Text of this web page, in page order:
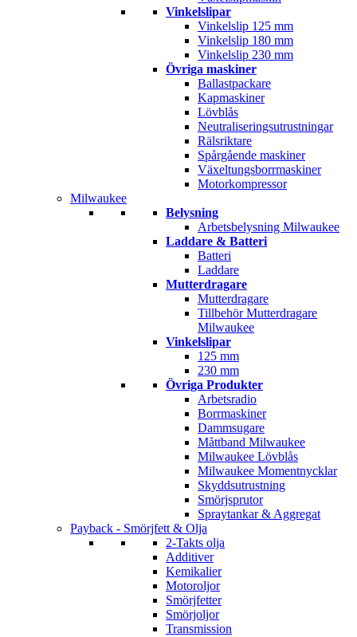
Vinkelslipar
Vinkelslip 125 mm
Vinkelslip 180 mm
Vinkelslip 230 mm
Övriga maskiner
Ballastpackare
Kapmaskiner
Lövblås
Neutraliseringsutrustningar
Rälsriktare
Spårgående maskiner
Växeltungsborrmaskiner
Motorkompressor
Milwaukee
Belysning
Arbetsbelysning Milwaukee
Laddare & Batteri
Batteri
Laddare
Mutterdragare
Mutterdragare
Tillbehör Mutterdragare
Milwaukee
Vinkelslipar
125 mm
230 mm
Övriga Produkter
Arbetsradio
Borrmaskiner
Dammsugare
Måttband Milwaukee
Milwaukee Lövblås
Milwaukee Momentnycklar
Skyddsutrustning
Smörjsprutor
Spraytankar & Aggregat
Payback - Smörjfett & Olja
2-Takts olja
Additiver
Kemikalier
Motoroljor
Smörjfetter
Smörjoljor
Transmission